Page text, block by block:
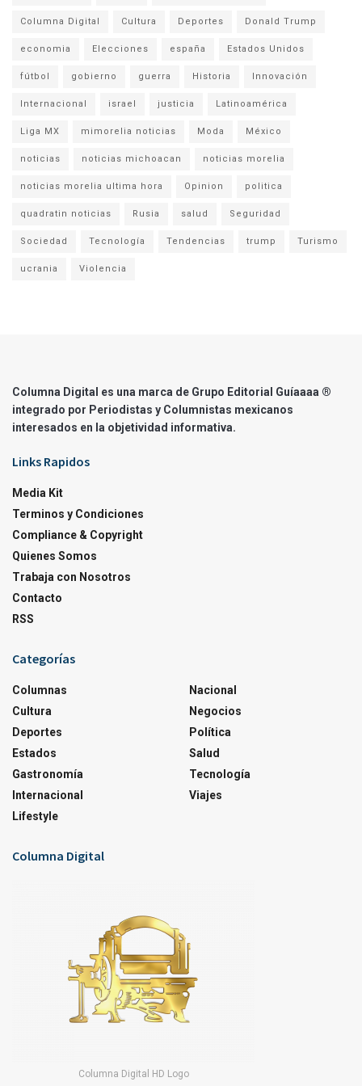
Columna Digital Cultura Deportes Donald Trump
economia Elecciones españa Estados Unidos
fútbol gobierno guerra Historia Innovación
Internacional israel justicia Latinoamérica
Liga MX mimorelia noticias Moda México
noticias noticias michoacan noticias morelia
noticias morelia ultima hora Opinion politica
quadratin noticias Rusia salud Seguridad
Sociedad Tecnología Tendencias trump Turismo
ucrania Violencia
Columna Digital es una marca de Grupo Editorial Guíaaaa ®
integrado por Periodistas y Columnistas mexicanos
interesados en la objetividad informativa.
Links Rapidos
Media Kit
Terminos y Condiciones
Compliance & Copyright
Quienes Somos
Trabaja con Nosotros
Contacto
RSS
Categorías
Columnas
Cultura
Deportes
Estados
Gastronomía
Internacional
Lifestyle
Nacional
Negocios
Política
Salud
Tecnología
Viajes
Columna Digital
Columna Digital HD Logo